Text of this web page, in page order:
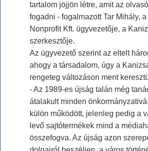
tartalom jöjjön létre, amit az
fogadni - fogalmazott Tar Mihály,
Nonprofit Kft. ügyvezetője, a
szerkesztője.
Az ügyvezető szerint az eltelt
ahogy a társadalom, úgy a
rengeteg változáson ment
- Az 1989-es újság talán még
átalakult minden
külön működött, jelenleg pedig a
levő sajtótermékek mind a
összefogva. Az újság azon